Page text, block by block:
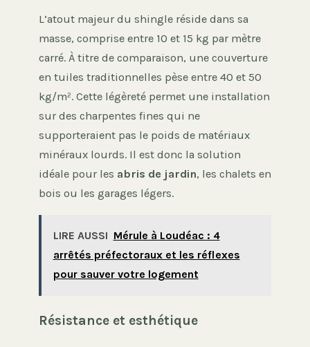
L’atout majeur du shingle réside dans sa
masse, comprise entre 10 et 15 kg par mètre
carré. À titre de comparaison, une couverture
en tuiles traditionnelles pèse entre 40 et 50
kg/m². Cette légèreté permet une installation
sur des charpentes fines qui ne
supporteraient pas le poids de matériaux
minéraux lourds. Il est donc la solution
idéale pour les abris de jardin, les chalets en
bois ou les garages légers.
LIRE AUSSI Mérule à Loudéac : 4
arrêtés préfectoraux et les réflexes
pour sauver votre logement
Résistance et esthétique